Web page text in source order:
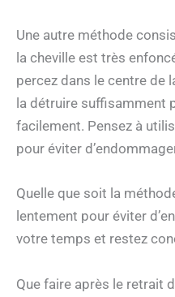
Une autre méthode
la cheville est très
percez dans le centre de
la détruire suffisamment
facilement. Pensez à
pour éviter
Quelle que soit la
lentement pour éviter
votre temps et restez
Que faire après le retrait